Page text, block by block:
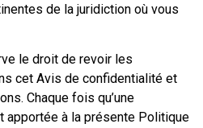
de la juridiction où vous
le droit de revoir les
cet Avis de confidentialité et
Chaque fois qu’une
apportée à la présente Politique